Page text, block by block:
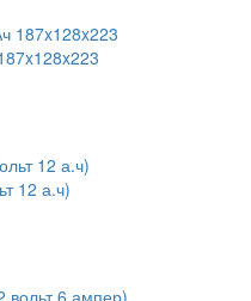
12 а.ч)